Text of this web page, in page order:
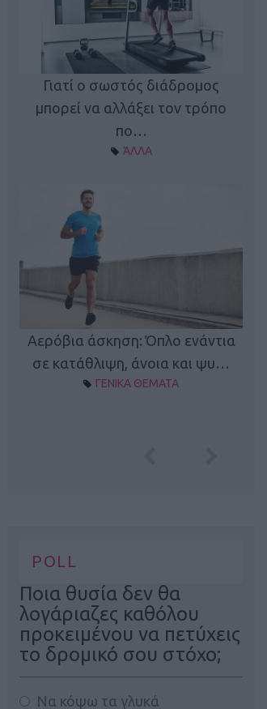
Γιατί ο σωστός διάδρομος
μπορεί να αλλάξει τον τρόπο
πο…
ΆΛΛΑ
Αερόβια άσκηση: Όπλο ενάντια
σε κατάθλιψη, άνοια και ψυ…
ΓΕΝΙΚΑ ΘΕΜΑΤΑ
POLL
Ποια θυσία δεν θα
λογάριαζες καθόλου
προκειμένου να πετύχεις
το δρομικό σου στόχο;
Να κόψω τα γλυκά